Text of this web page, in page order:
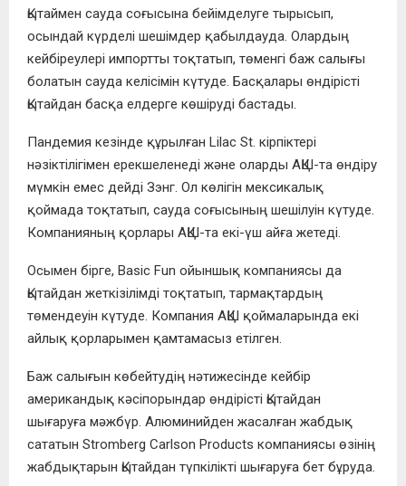
Қытаймен сауда соғысына бейімделуге тырысып,
осындай күрделі шешімдер қабылдауда. Олардың
кейбіреулері импортты тоқтатып, төменгі баж салығы
болатын сауда келісімін күтуде. Басқалары өндірісті
Қытайдан басқа елдерге көшіруді бастады.
Пандемия кезінде құрылған Lilac St. кірпіктері
нәзіктілігімен ерекшеленеді және оларды АҚШ-та өндіру
мүмкін емес дейді Зэнг. Ол көлігін мексикалық
қоймада тоқтатып, сауда соғысының шешілуін күтуде.
Компанияның қорлары АҚШ-та екі-үш айға жетеді.
Осымен бірге, Basic Fun ойыншық компаниясы да
Қытайдан жеткізілімді тоқтатып, тармақтардың
төмендеуін күтуде. Компания АҚШ қоймаларында екі
айлық қорларымен қамтамасыз етілген.
Баж салығын көбейтудің нәтижесінде кейбір
американдық кәсіпорындар өндірісті Қытайдан
шығаруға мәжбүр. Алюминийден жасалған жабдық
сататын Stromberg Carlson Products компаниясы өзінің
жабдықтарын Қытайдан түпкілікті шығаруға бет бұруда.